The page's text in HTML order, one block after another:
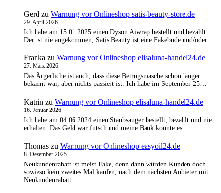
Gerd zu Warnung vor Onlineshop satis-beauty-store.de
29. April 2026
Ich habe am 15.01.2025 einen Dyson Aiwrap bestellt und bezahlt.
Der ist nie angekommen, Satis Beauty ist eine Fakebude und/oder…
Franka zu Warnung vor Onlineshop elisaluna-handel24.de
27. März 2026
Das Ärgerliche ist auch, dass diese Betrugsmasche schon länger
bekannt war, aber nichts passiert ist. Ich habe im September 25…
Katrin zu Warnung vor Onlineshop elisaluna-handel24.de
16. Januar 2026
Ich habe am 04.06.2024 einen Staubsauger bestellt, bezahlt und nie
erhalten. Das Geld war futsch und meine Bank konnte es…
Thomas zu Warnung vor Onlineshop easyoil24.de
8. Dezember 2025
Neukundenrabatt ist meist Fake, denn dann würden Kunden doch
sowieso kein zweites Mal kaufen, nach dem nächsten Anbieter mit
Neukundenrabatt…